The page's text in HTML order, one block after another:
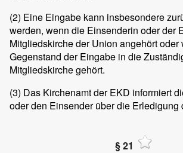
(2) Eine Eingabe kann insbesondere
werden, wenn die Einsenderin oder der
Mitgliedskirche der Union angehört oder
Gegenstand der Eingabe in die
Mitgliedskirche gehört.
(3) Das Kirchenamt der EKD informiert
oder den Einsender über die Erledigung
§ 21